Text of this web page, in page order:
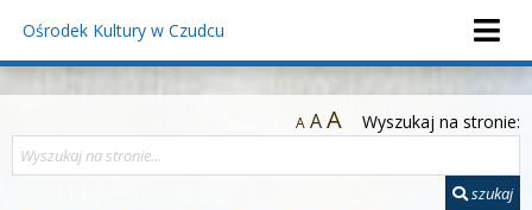
Ośrodek Kultury w Czudcu
A AA Wyszukaj na stronie:
szukaj